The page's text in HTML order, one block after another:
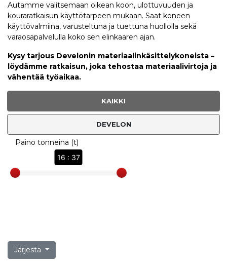
Autamme valitsemaan oikean koon, ulottuvuuden ja
kouraratkaisun käyttötarpeen mukaan. Saat koneen
käyttövalmiina, varusteltuna ja tuettuna huollolla sekä
varaosapalvelulla koko sen elinkaaren ajan.
Kysy tarjous Develonin materiaalinkäsittelykoneista –
löydämme ratkaisun, joka tehostaa materiaalivirtoja ja
vähentää työaikaa.
KAIKKI
DEVELON
Paino tonneina (t)
16 : 37
Järjestä